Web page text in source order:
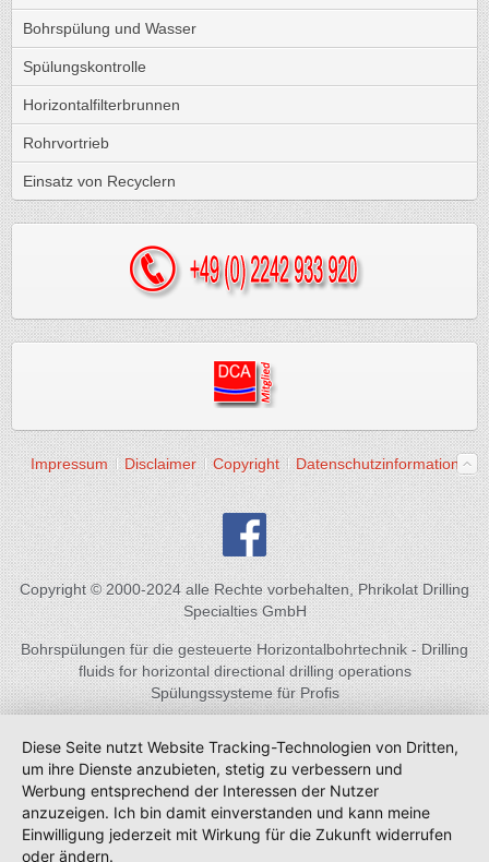
Bohrspülung und Wasser
Spülungskontrolle
Horizontalfilterbrunnen
Rohrvortrieb
Einsatz von Recyclern
Impressum Disclaimer Copyright Datenschutzinformation
Copyright © 2000-2024 alle Rechte vorbehalten, Phrikolat Drilling
Specialties GmbH
Bohrspülungen für die gesteuerte Horizontalbohrtechnik - Drilling
fluids for horizontal directional drilling operations
Spülungssysteme für Profis
Diese Seite nutzt Website Tracking-Technologien von Dritten,
um ihre Dienste anzubieten, stetig zu verbessern und
Werbung entsprechend der Interessen der Nutzer
anzuzeigen. Ich bin damit einverstanden und kann meine
Einwilligung jederzeit mit Wirkung für die Zukunft widerrufen
oder ändern.